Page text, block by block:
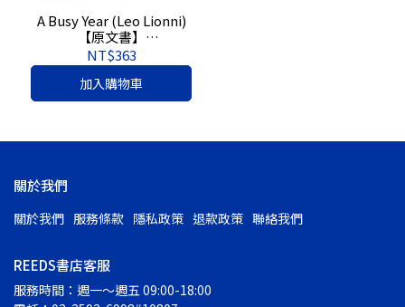
A Busy Year (Leo Lionni)
【原文書】
9780593301883
NT$363
加入購物車
關於我們
關於我們 服務條款 隱私政策 退款政策 聯絡我們
REEDS書店客服
服務時間：週一～週五 09:00-18:00